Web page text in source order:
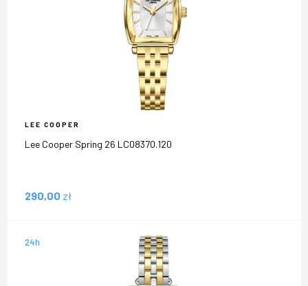
LEE COOPER
Lee Cooper Spring 26 LC08370.120
290,00 zł
24h